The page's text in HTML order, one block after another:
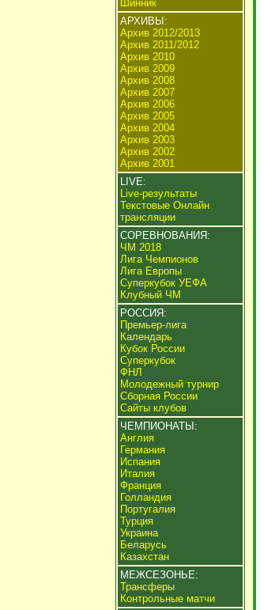
Шинник
АРХИВЫ:
Архив 2012/2013
Архив 2011/2012
Архив 2010
Архив 2009
Архив 2008
Архив 2007
Архив 2006
Архив 2005
Архив 2004
Архив 2003
Архив 2002
Архив 2001
LIVE:
Live-результаты
Текстовые Онлайн
трансляции
СОРЕВНОВАНИЯ:
ЧМ 2018
Лига Чемпионов
Лига Европы
Суперкубок УЕФА
Клубный ЧМ
РОССИЯ:
Премьер-лига
Календарь
Кубок России
Суперкубок
ФНЛ
Молодежный турнир
Сборная России
Сайты клубов
ЧЕМПИОНАТЫ:
Англия
Германия
Испания
Италия
Франция
Голландия
Португалия
Турция
Украина
Беларусь
Казахстан
МЕЖСЕЗОНЬЕ:
Трансферы
Контрольные матчи